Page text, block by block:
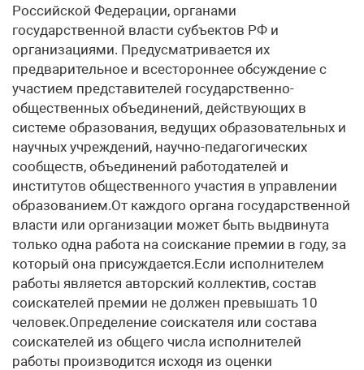
Российской Федерации, органами
государственной власти субъектов РФ и
организациями. Предусматривается их
предварительное и всестороннее обсуждение с
участием представителей государственно-
общественных объединений, действующих в
системе образования, ведущих образовательных и
научных учреждений, научно-педагогических
сообществ, объединений работодателей и
институтов общественного участия в управлении
образованием.От каждого органа государственной
власти или организации может быть выдвинута
только одна работа на соискание премии в году, за
который она присуждается.Если исполнителем
работы является авторский коллектив, состав
соискателей премии не должен превышать 10
человек.Определение соискателя или состава
соискателей из общего числа исполнителей
работы производится исходя из оценки